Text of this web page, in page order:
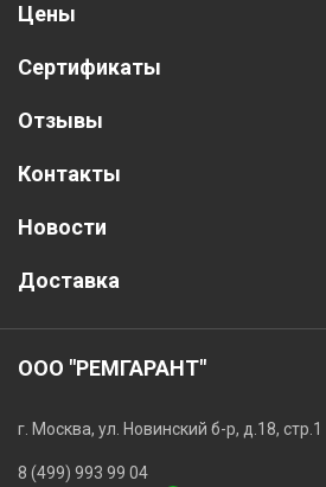
Цены
Сертификаты
Отзывы
Контакты
Новости
Доставка
ООО "РЕМГАРАНТ"
г. Москва, ул. Новинский б-р, д.18, стр.1
8 (499) 993 99 04